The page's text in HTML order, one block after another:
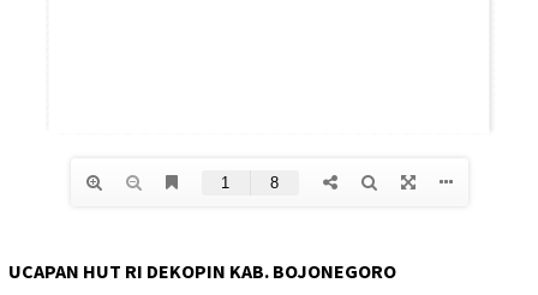
UCAPAN HUT RI DEKOPIN KAB. BOJONEGORO